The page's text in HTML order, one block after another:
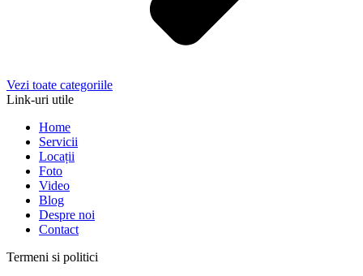
Vezi toate categoriile
Link-uri utile
Home
Servicii
Locații
Foto
Video
Blog
Despre noi
Contact
Termeni si politici